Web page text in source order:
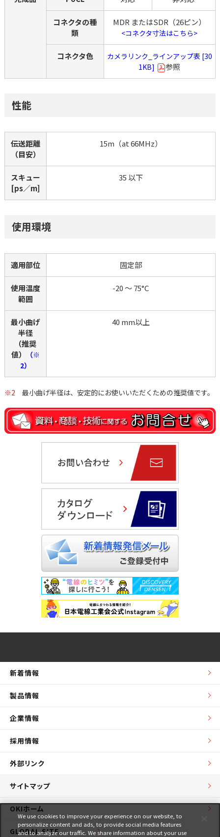
コネクタの種
類
MDR またはSDR（26ピン）
<コネクタ寸法はこちら>
コネクタ色
カメラリンク_ラインアップ表 [30
1KB]
参照
性能
伝送距離
（目安）
15m（at 66MHz）
スキュー
[ps／m]
35 以下
使用環境
適用部位 固定部
使用温度
範囲
-20 ～ 75°C
最小曲げ
半径
（推奨
値）
（※
2）
40 mm以上
※2 最小曲げ半径は、安定的にお使いいただくための推奨値です。
新着情報
製品情報
企業情報
採用情報
外部リンク
サイトマップ
OKIホーム
GLOBAL SITE
We use cookies to improve your experience on our website, to
personalize content and ads, to provide social media features
and to analyze our traffic. We share information about your use